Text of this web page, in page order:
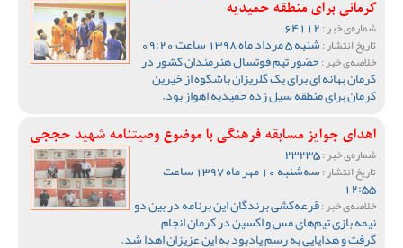
کرمانی برای منطقه حمیدیه
شماره‌ی خبر :
تاریخ انتشار :شنبه 5 مرداد ماه 1398 ساعت 09:20
خلاصه‌ی خبر :حضور تیم فوتسال هنرمندان کشور در
کرمان بهانه ای برای یک گلریزان باشکوه از خیرین
کرمان برای منطقه سیل زده حمیدیه اهواز بود.
اهدای جوایز مسابقه فرهنگی با موضوع وصیتنامه شهید حججی
شماره‌ی خبر :
تاریخ انتشار : سه‌شنبه 10 مهر ماه 1397 ساعت
12:55
خلاصه‌ی خبر :قرعه‌کشی برندگان این برنامه در بین دو
نیمه بازی تیم‌های مس و اکسین در کرمان انجام
گرفت و هدایایی به رسم یادبود به این عزیزان اهدا شد.